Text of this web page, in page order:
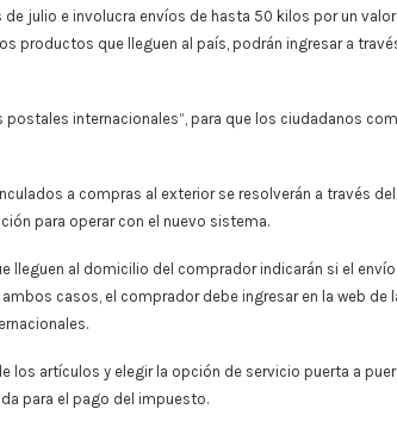
julio e involucra envíos de hasta 50 kilos por un
productos que lleguen al país, podrán ingresar a
postales internacionales”, para que los ciudadanos
a compras al exterior se resolverán a través del
para operar con el nuevo sistema.
lleguen al domicilio del comprador indicarán si el
casos, el comprador debe ingresar en la web de
los artículos y elegir la opción de servicio puerta a
para el pago del impuesto.